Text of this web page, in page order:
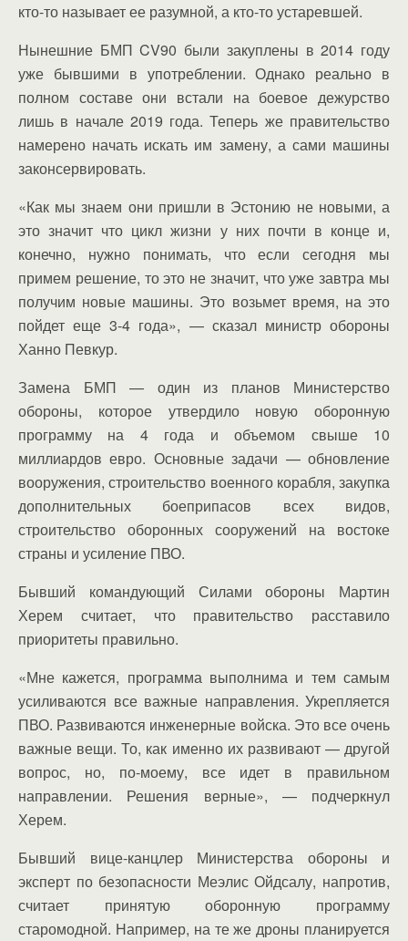
кто-то называет ее разумной, а кто-то устаревшей.
Нынешние БМП CV90 были закуплены в 2014 году
уже бывшими в употреблении. Однако реально в
полном составе они встали на боевое дежурство
лишь в начале 2019 года. Теперь же правительство
намерено начать искать им замену, а сами машины
законсервировать.
«Как мы знаем они пришли в Эстонию не новыми, а
это значит что цикл жизни у них почти в конце и,
конечно, нужно понимать, что если сегодня мы
примем решение, то это не значит, что уже завтра мы
получим новые машины. Это возьмет время, на это
пойдет еще 3-4 года», — сказал министр обороны
Ханно Певкур.
Замена БМП — один из планов Министерство
обороны, которое утвердило новую оборонную
программу на 4 года и объемом свыше 10
миллиардов евро. Основные задачи — обновление
вооружения, строительство военного корабля, закупка
дополнительных боеприпасов всех видов,
строительство оборонных сооружений на востоке
страны и усиление ПВО.
Бывший командующий Силами обороны Мартин
Херем считает, что правительство расставило
приоритеты правильно.
«Мне кажется, программа выполнима и тем самым
усиливаются все важные направления. Укрепляется
ПВО. Развиваются инженерные войска. Это все очень
важные вещи. То, как именно их развивают — другой
вопрос, но, по-моему, все идет в правильном
направлении. Решения верные», — подчеркнул
Херем.
Бывший вице-канцлер Министерства обороны и
эксперт по безопасности Меэлис Ойдсалу, напротив,
считает принятую оборонную программу
старомодной. Например, на те же дроны планируется